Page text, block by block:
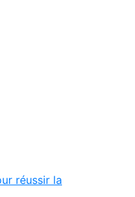
réussir la